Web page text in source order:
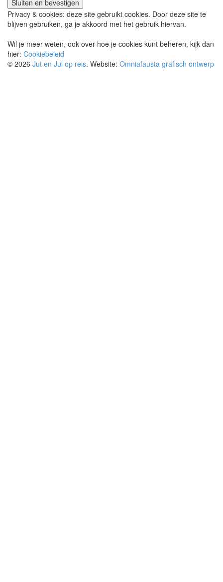
Privacy & cookies: deze site gebruikt cookies. Door deze site te
blijven gebruiken, ga je akkoord met het gebruik hiervan.
Wil je meer weten, ook over hoe je cookies kunt beheren, kijk dan
hier: Cookiebeleid
© 2026 Jut en Jul op reis. Website: Omniafausta grafisch ontwerp